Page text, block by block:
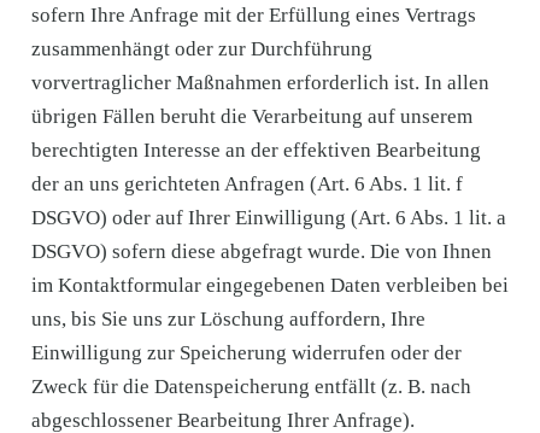
sofern Ihre Anfrage mit der Erfüllung eines Vertrags
zusammenhängt oder zur Durchführung
vorvertraglicher Maßnahmen erforderlich ist. In allen
übrigen Fällen beruht die Verarbeitung auf unserem
berechtigten Interesse an der effektiven Bearbeitung
der an uns gerichteten Anfragen (Art. 6 Abs. 1 lit. f
DSGVO) oder auf Ihrer Einwilligung (Art. 6 Abs. 1 lit. a
DSGVO) sofern diese abgefragt wurde. Die von Ihnen
im Kontaktformular eingegebenen Daten verbleiben bei
uns, bis Sie uns zur Löschung auffordern, Ihre
Einwilligung zur Speicherung widerrufen oder der
Zweck für die Datenspeicherung entfällt (z. B. nach
abgeschlossener Bearbeitung Ihrer Anfrage).